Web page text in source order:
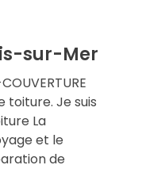
sur-Mer
toiture. Je suis
La
et le
de